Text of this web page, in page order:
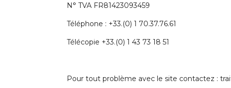
N° TVA FR81423093459
Téléphone : +33.(0) 1 70.37.76.61
Télécopie +33.(0) 1 43 73 18 51
Pour tout problème avec le site contactez :